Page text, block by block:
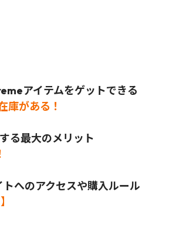
アイテムをゲットできる
庫がある！
る最大のメリット
へのアクセスや購入ルール